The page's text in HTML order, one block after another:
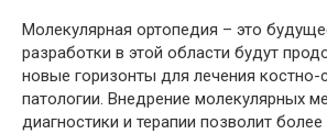
Молекулярная ортопедия – это
разработки в этой области будут
новые горизонты для лечения костно-
патологии. Внедрение молекулярных
диагностики и терапии позволит